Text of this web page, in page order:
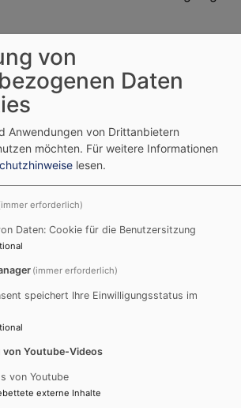
Möglichkeiten, wie Sie
bewusst vollziehen können: mit
zum Abschluss des Gesprächs,
Gottesdienstes und der
Segnung in einem Gottesdienst.
für Sie passend ist, klären wir
getauft bin?
die Aufnahme in die evangelische
Taufe (evangelisch, katholisch,
Sie noch nicht getauft sind, klären wir
in welchem Rahmen die Taufe
einer anderen christlichen
von
Daten
Anwendungen von Drittanbietern
möchten. Für weitere Informationen
lesen.
erforderlich)
Daten: Cookie für die Benutzersitzung
(immer erforderlich)
speichert Ihre Einwilligungsstatus im
von Youtube-Videos
von Youtube
externe Inhalte